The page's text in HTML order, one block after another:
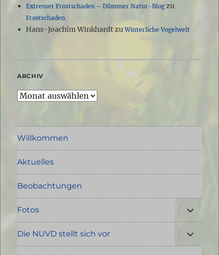
Extremer Frostschaden – Dümmer Natur-Blogzu
Frostschaden
Hans-Joachim WinkhardtzuWinterliche Vogelwelt
ARCHIV
Archiv
Willkommen
Aktuelles
Beobachtungen
Fotos
öffnen
Die NUVD stellt sich vor
öffnen